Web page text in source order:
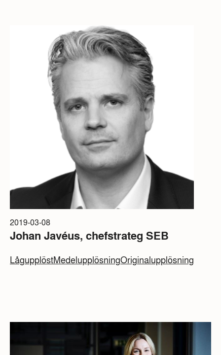
2019-03-08
Johan Javéus, chefstrateg SEB
LågupplöstMedelupplösningOriginalupplösning